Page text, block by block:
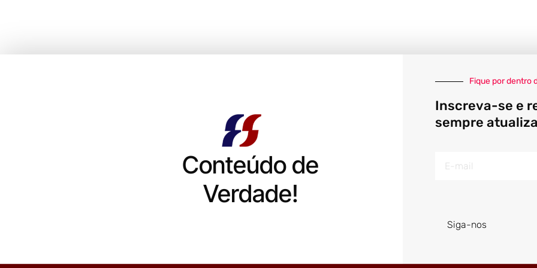
Conteúdo de
Verdade!
Fique por dentro
Inscreva-se e
sempre
Siga-nos